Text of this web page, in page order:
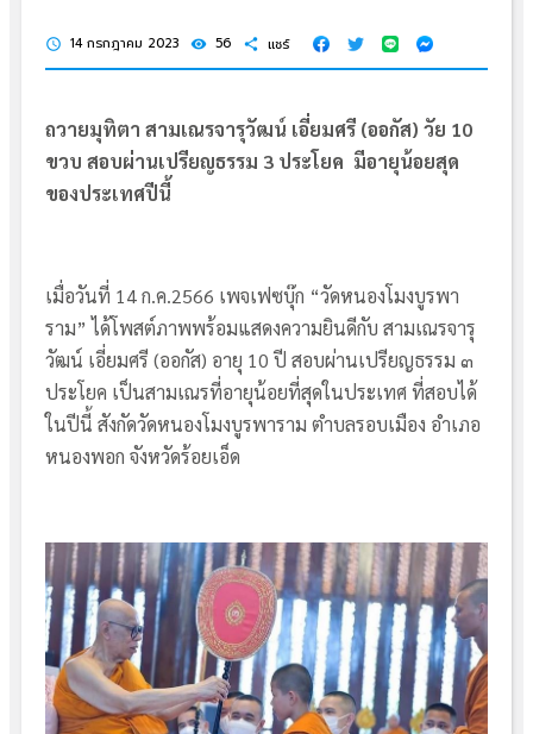
schedule 14 กรกฎาคม 2023 visibility 56 share แชร์
ถวายมุทิตา สามเณรจารุวัฒน์ เอี่ยมศรี (ออกัส) วัย 10
ขวบ สอบผ่านเปรียญธรรม 3 ประโยค มีอายุน้อยสุด
ของประเทศปีนี้
เมื่อวันที่ 14 ก.ค.2566 เพจเฟซบุ๊ก “วัดหนองโมงบูรพา
ราม” ได้โพสต์ภาพพร้อมแสดงความยินดีกับ สามเณรจารุ
วัฒน์ เอี่ยมศรี (ออกัส) อายุ 10 ปี สอบผ่านเปรียญธรรม ๓
ประโยค เป็นสามเณรที่อายุน้อยที่สุดในประเทศ ที่สอบได้
ในปีนี้ สังกัดวัดหนองโมงบูรพาราม ตำบลรอบเมือง อำเภอ
หนองพอก จังหวัดร้อยเอ็ด